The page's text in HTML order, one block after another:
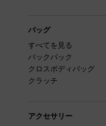
バッグ
すべてを見る
バックパック
クロスボディバッグ
クラッチ
アクセサリー